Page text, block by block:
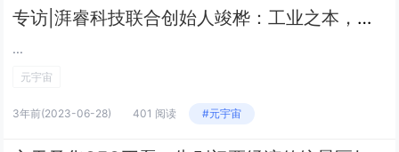
专访|湃睿科技联合创始人竣桦：工业之本，立于足下
...
元宇宙
3年前(2023-06-28) 401 阅读 #元宇宙